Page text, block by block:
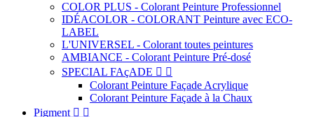
COLOR PLUS - Colorant Peinture Professionnel
IDÉACOLOR - COLORANT Peinture avec ECO-
LABEL
L'UNIVERSEL - Colorant toutes peintures
AMBIANCE - Colorant Peinture Pré-dosé
SPECIAL FAçADE  
Colorant Peinture Façade Acrylique
Colorant Peinture Façade à la Chaux
Pigment  